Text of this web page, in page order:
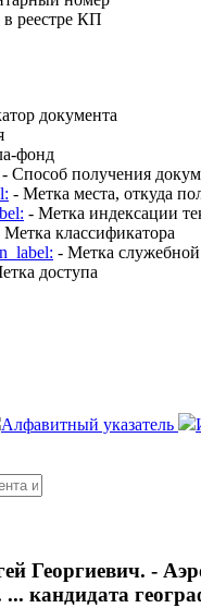
реестре КП
документа
фонд
- Способ получения
- Метка места, откуда
- Метка индексации
Метка классификатора
- Метка
доступа
Алфавитный указатель
Георгиевич. -
... кандидата